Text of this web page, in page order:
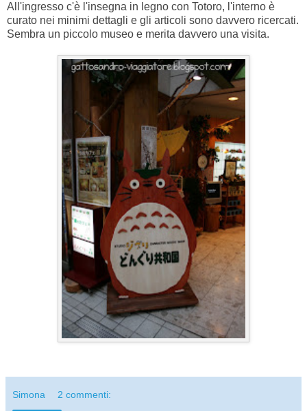
All'ingresso c'è l'insegna in legno con Totoro, l'interno è
curato nei minimi dettagli e gli articoli sono davvero ricercati.
Sembra un piccolo museo e merita davvero una visita.
Simona 2 commenti: